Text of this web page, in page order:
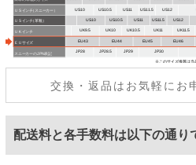
交換・返品はお気軽にお
配送料と各手数料は以下の通り